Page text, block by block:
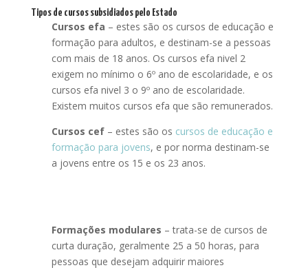
Tipos de cursos subsidiados pelo Estado
Cursos efa – estes são os cursos de educação e
formação para adultos, e destinam-se a pessoas
com mais de 18 anos. Os cursos efa nivel 2
exigem no mínimo o 6º ano de escolaridade, e os
cursos efa nivel 3 o 9º ano de escolaridade.
Existem muitos cursos efa que são remunerados.
Cursos cef– estes são os cursos de educação e
formação para jovens, e por norma destinam-se
a jovens entre os 15 e os 23 anos.
Formações modulares – trata-se de cursos de
curta duração, geralmente 25 a 50 horas, para
pessoas que desejam adquirir maiores